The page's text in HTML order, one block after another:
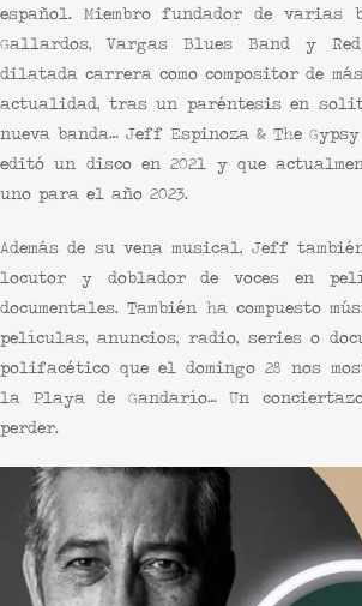
español. Miembro fundador de varias
Gallardos, Vargas Blues Band y
dilatada carrera como compositor de
actualidad, tras un paréntesis en
nueva banda… Jeff Espinoza & The
editó un disco en 2021 y que
uno para el año 2023.
Además de su vena musical, Jeff
locutor y doblador de voces en
documentales. También ha compuesto
películas, anuncios, radio, series o
polifacético que el domingo 28 nos
la Playa de Gandarío… Un
perder.